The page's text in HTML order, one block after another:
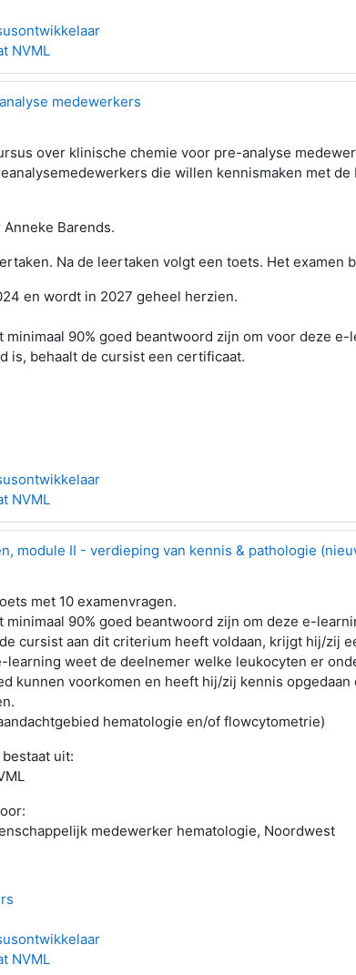
NVML
medewerkers
over klinische chemie voor pre-analyse
die willen kennismaken met de
Barends.
Na de leertaken volgt een toets. Het examen
en wordt in 2027 geheel herzien.
minimaal 90% goed beantwoord zijn om voor deze
is, behaalt de cursist een certificaat.
NVML
module II - verdieping van kennis & pathologie
met 10 examenvragen.
minimaal 90% goed beantwoord zijn om deze e-
cursist aan dit criterium heeft voldaan, krijgt hij/zij
learning weet de deelnemer welke leukocyten er
kunnen voorkomen en heeft hij/zij kennis opgedaan
hematologie en/of flowcytometrie)
uit:
medewerker hematologie, Noordwest
NVML